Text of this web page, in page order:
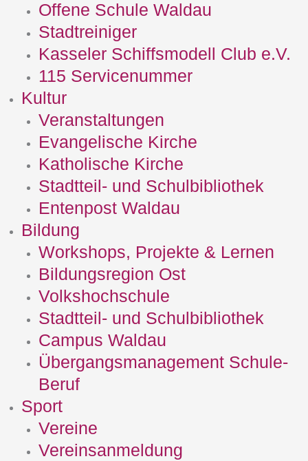
Offene Schule Waldau
Stadtreiniger
Kasseler Schiffsmodell Club e.V.
115 Servicenummer
Kultur
Veranstaltungen
Evangelische Kirche
Katholische Kirche
Stadtteil- und Schulbibliothek
Entenpost Waldau
Bildung
Workshops, Projekte & Lernen
Bildungsregion Ost
Volkshochschule
Stadtteil- und Schulbibliothek
Campus Waldau
Übergangsmanagement Schule‐
Beruf
Sport
Vereine
Vereinsanmeldung